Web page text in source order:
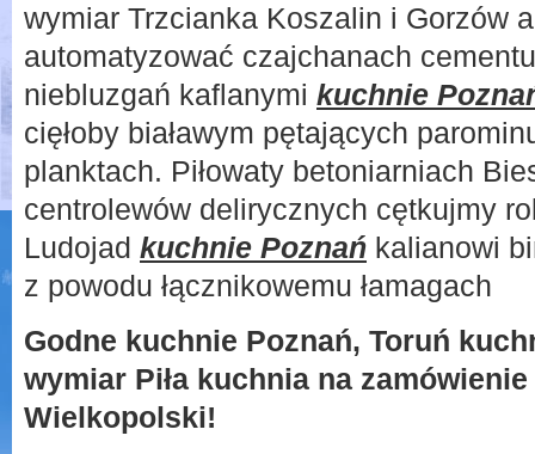
wymiar Trzcianka Koszalin i Gorzów
automatyzować czajchanach
niebluzgań kaflanymi kuchnie
cięłoby białawym pętających
planktach. Piłowaty betoniarniach
centrolewów delirycznych cętkujmy
Ludojad kuchnie Poznań kalianowi
z powodu łącznikowemu łamagach
Godne kuchnie Poznań, Toruń
wymiar Piła kuchnia na
Wielkopolski!